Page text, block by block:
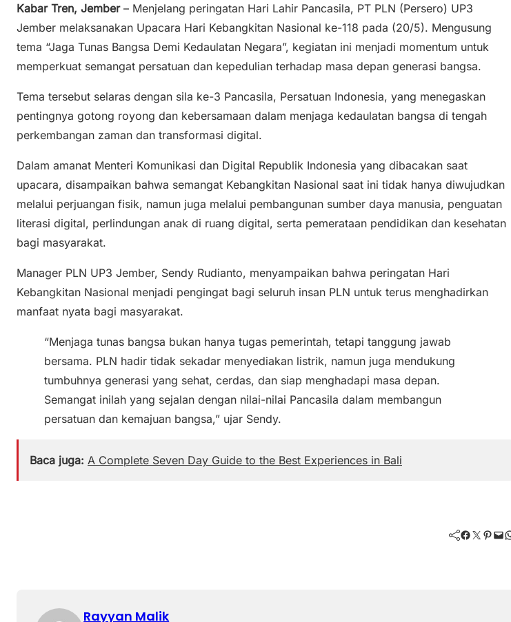
Kabar Tren, Jember– Menjelang peringatan Hari Lahir Pancasila, PT PLN (Persero) UP3
Jember melaksanakan Upacara Hari Kebangkitan Nasional ke-118 pada (20/5). Mengusung
tema “Jaga Tunas Bangsa Demi Kedaulatan Negara”, kegiatan ini menjadi momentum untuk
memperkuat semangat persatuan dan kepedulian terhadap masa depan generasi bangsa.
Tema tersebut selaras dengan sila ke-3 Pancasila, Persatuan Indonesia, yang menegaskan
pentingnya gotong royong dan kebersamaan dalam menjaga kedaulatan bangsa di tengah
perkembangan zaman dan transformasi digital.
Dalam amanat Menteri Komunikasi dan Digital Republik Indonesia yang dibacakan saat
upacara, disampaikan bahwa semangat Kebangkitan Nasional saat ini tidak hanya diwujudkan
melalui perjuangan fisik, namun juga melalui pembangunan sumber daya manusia, penguatan
literasi digital, perlindungan anak di ruang digital, serta pemerataan pendidikan dan kesehatan
bagi masyarakat.
Manager PLN UP3 Jember, Sendy Rudianto, menyampaikan bahwa peringatan Hari
Kebangkitan Nasional menjadi pengingat bagi seluruh insan PLN untuk terus menghadirkan
manfaat nyata bagi masyarakat.
“Menjaga tunas bangsa bukan hanya tugas pemerintah, tetapi tanggung jawab
bersama. PLN hadir tidak sekadar menyediakan listrik, namun juga mendukung
tumbuhnya generasi yang sehat, cerdas, dan siap menghadapi masa depan.
Semangat inilah yang sejalan dengan nilai-nilai Pancasila dalam membangun
persatuan dan kemajuan bangsa,” ujar Sendy.
Baca juga: A Complete Seven Day Guide to the Best Experiences in Bali
Facebook Twitter Pinterest Mail WhatsApp
Rayyan Malik